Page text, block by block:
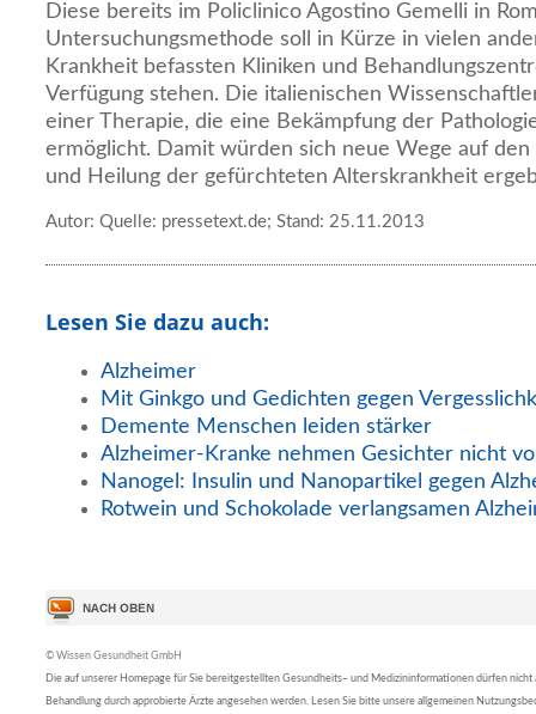
Diese bereits im Policlinico Agostino Gemelli in
Untersuchungsmethode soll in Kürze in vielen
Krankheit befassten Kliniken und
Verfügung stehen. Die italienischen
einer Therapie, die eine Bekämpfung der
ermöglicht. Damit würden sich neue Wege auf
und Heilung der gefürchteten Alterskrankheit
Autor: Quelle: pressetext.de; Stand: 25.11.2013
Lesen Sie dazu auch:
Alzheimer
Mit Ginkgo und Gedichten gegen
Demente Menschen leiden stärker
Alzheimer-Kranke nehmen Gesichter nicht
Nanogel: Insulin und Nanopartikel gegen
Rotwein und Schokolade verlangsamen
© Wissen Gesundheit GmbH
Die auf unserer Homepage für Sie bereitgestellten Gesundheits– und Medizininformationen dürfen nicht
Behandlung durch approbierte Ärzte angesehen werden. Lesen Sie bitte unsere allgemeinen